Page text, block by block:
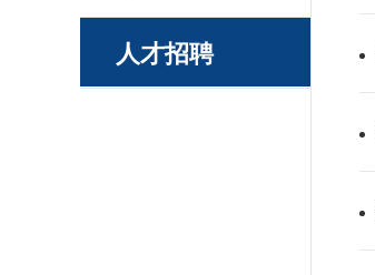
人才招聘